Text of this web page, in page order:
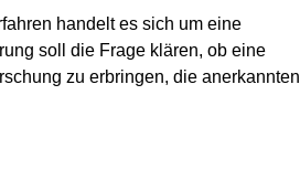
handelt es sich um eine
soll die Frage klären, ob eine
zu erbringen, die anerkannten